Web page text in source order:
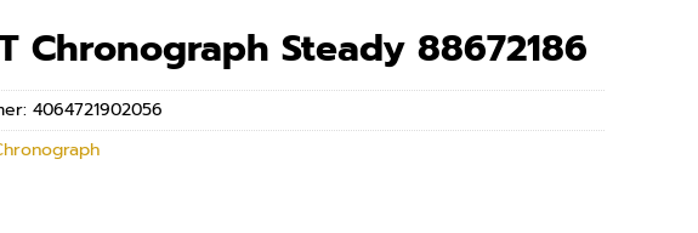
Chronograph Steady 88672186
4064721902056